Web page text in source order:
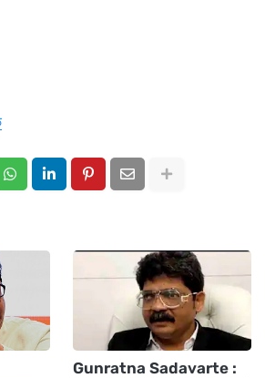
Gunratna Sadavarte :